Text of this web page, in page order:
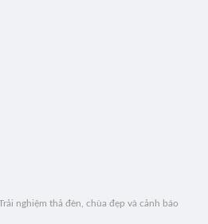
nghiệm thả đèn, chùa đẹp và cảnh báo